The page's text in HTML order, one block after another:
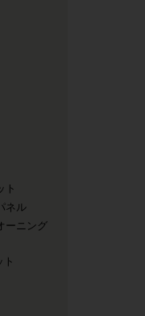
ト
ネル
ーニング
ト